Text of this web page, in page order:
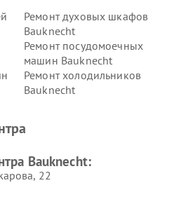
Ремонт духовых шкафов
Bauknecht
Ремонт посудомоечных
машин Bauknecht
Ремонт холодильников
Bauknecht
Bauknecht:
22